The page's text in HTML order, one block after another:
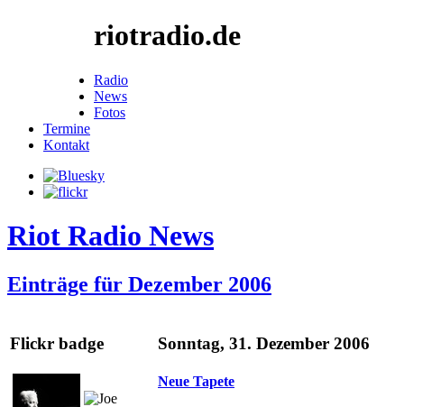
riotradio.de
Radio
News
Fotos
Termine
Kontakt
Riot Radio News
Einträge für Dezember 2006
Flickr badge Sonntag, 31. Dezember 2006
Neue Tapete